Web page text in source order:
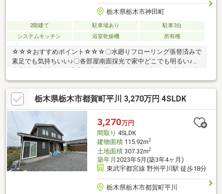
栃木県栃木市神田町
2階建て 駐車場あり
駐車3台
システムキッチン
浴室乾燥機 所有権
☆☆☆おすすめポイント☆☆☆〇水廻りフローリング張替済みで
素足でも気持ちいい♪〇各部屋南面採光で家中どこでも明るい♪〇
です♪（縦列駐車）〇ハウスクリーニング済みだから即入居可能で
す♪☆☆☆なないろ不動産へ住宅ローンのご相談を☆☆☆◆自己
資金（頭金）が無い、又は使いたくない方。◆転職して間もない
為、勤続年数が短い方。◆車のローンやキャッシング等、他のロ
ーン残債があ る方（件数や金額が多い場合は特に）。◆国民健
康保険に加入している方。
栃木県栃木市都賀町平川 3,270万円 4SLDK
3,270万円
間取り 4SLDK
建物面積115.92m2
土地面積307.32m2
築年月 2023年5月(築3年4ヶ月)
東武宇都宮線 野州平川駅 徒歩18分
栃木県栃木市都賀町平川